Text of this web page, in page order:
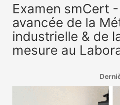
Examen smCert
avancée de la
industrielle & de
mesure au